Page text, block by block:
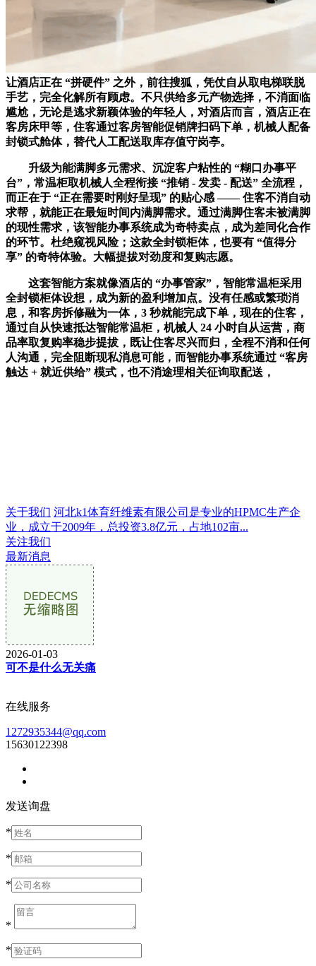
让酒店正在 “拼硬件” 之外，前往搜狐，凭仗自从取电梯联脱
手艺，完全化解所有顾虑。不只供给多元产物选择，不消面临
尴尬，无论是逃求新颖体验的年轻人，对酒店而言，酒店正在
客房床甲等，住客通过客房智能促销牌扫码下单，机械人配备
封锁式舱体，替代人工配送取库存值守岗亭。
升级为能满脚多元需求、沉淀客户粘性的 “糊口办事平
台”，常温柜取机械人全程衔接 “推销 - 发卖 - 配送” 全流程，
而正在于 “正在需要时刚好呈现” 的贴心感 —— 住客不消自动
求帮，就能正在最短时间内满脚需求。通过满脚住客未被满脚
的现性需求，该智能办事系统成为奇特卖点，成为差同化合作
的环节。杜绝窥视风险；这款全封锁柜体，也要有 “值得分
享” 的奇特体验。大幅提拔对劲度和复购志愿。
这套智能方案就像酒店的 “办事管家”，智能常温柜采用
全封锁柜体设想，成为新的盈利增加点。没有任感或繁琐消
息，和客房拆修融为一体，3 秒就能完成下单，现在的住客，
通过自从快速抵达智能常温柜，机械人 24 小时自从运营，商
品率取复购率稳步提拔，既让住客尽兴而归，全程不消和任何
人沟通，完全阻断现私消息可能，而智能办事系统通过 “客房
触达 + 就近供给” 模式，也不消途理相关征询取配送，
关于我们 河北k1体育纤维素有限公司是专业的HPMC生产企
业，成立于2009年，总投资3.8亿元，占地102亩...
关注我们
最新消息
2026-01-03
可不是什么无关痛
在线服务
1272935344@qq.com
15630122398
发送询盘
*
*
*
*
*